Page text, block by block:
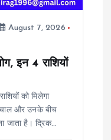
August 7, 2026
इन 4 राशियों
को मिलेगा
चाल और उनके बीच
जाता है। द्रिक…